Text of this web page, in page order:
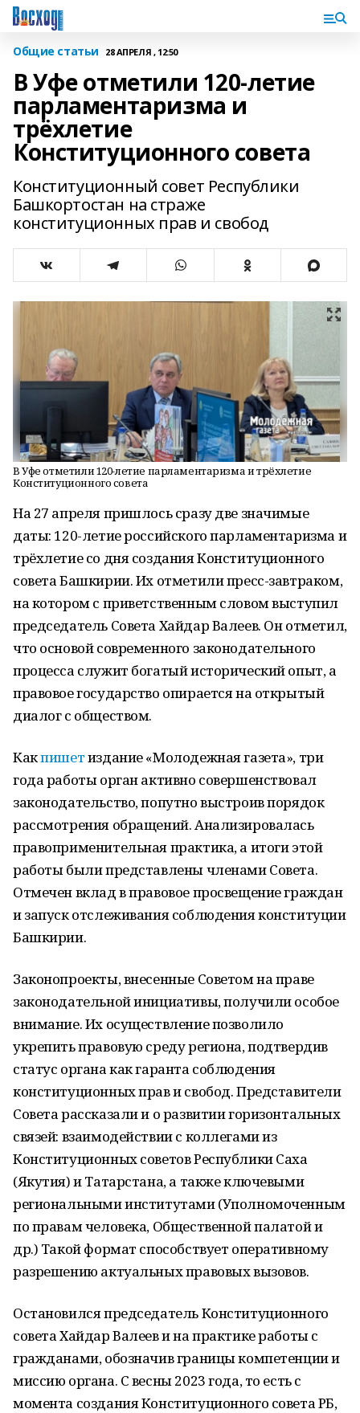
Общие статьи 28 АПРЕЛЯ , 12:50
В Уфе отметили 120-летие
парламентаризма и
трёхлетие
Конституционного совета
Конституционный совет Республики
Башкортостан на страже
конституционных прав и свобод
В Уфе отметили 120-летие парламентаризма и трёхлетие
Конституционного совета
На 27 апреля пришлось сразу две значимые
даты: 120-летие российского парламентаризма и
трёхлетие со дня создания Конституционного
совета Башкирии. Их отметили пресс-завтраком,
на котором с приветственным словом выступил
председатель Совета Хайдар Валеев. Он отметил,
что основой современного законодательного
процесса служит богатый исторический опыт, а
правовое государство опирается на открытый
диалог с обществом.
Какпишетиздание «Молодежная газета», три
года работы орган активно совершенствовал
законодательство, попутно выстроив порядок
рассмотрения обращений. Анализировалась
правоприменительная практика, а итоги этой
работы были представлены членами Совета.
Отмечен вклад в правовое просвещение граждан
и запуск отслеживания соблюдения конституции
Башкирии.
Законопроекты, внесенные Советом на праве
законодательной инициативы, получили особое
внимание. Их осуществление позволило
укрепить правовую среду региона, подтвердив
статус органа как гаранта соблюдения
конституционных прав и свобод. Представители
Совета рассказали и о развитии горизонтальных
связей: взаимодействии с коллегами из
Конституционных советов Республики Саха
(Якутия) и Татарстана, а также ключевыми
региональными институтами (Уполномоченным
по правам человека, Общественной палатой и
др.) Такой формат способствует оперативному
разрешению актуальных правовых вызовов.
Остановился председатель Конституционного
совета Хайдар Валеев и на практике работы с
гражданами, обозначив границы компетенции и
миссию органа. С весны 2023 года, то есть с
момента создания Конституционного совета РБ,